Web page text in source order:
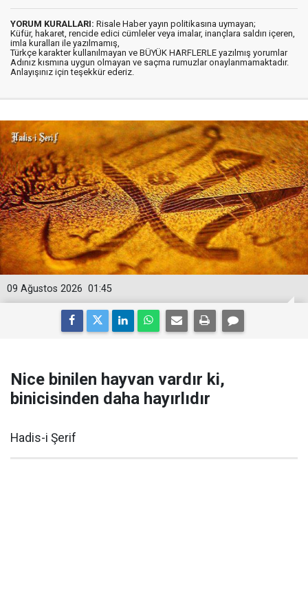
YORUM KURALLARI: Risale Haber yayın politikasına uymayan;
Küfür, hakaret, rencide edici cümleler veya imalar, inançlara saldırı içeren,
imla kuralları ile yazılmamış,
Türkçe karakter kullanılmayan ve BÜYÜK HARFLERLE yazılmış yorumlar
Adınız kısmına uygun olmayan ve saçma rumuzlar onaylanmamaktadır.
Anlayışınız için teşekkür ederiz.
01:45
09 Ağustos 2026
Nice binilen hayvan vardır ki,
binicisinden daha hayırlıdır
Hadis-i Şerif